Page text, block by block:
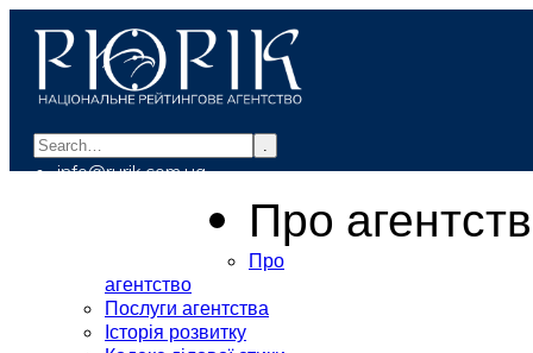
.
info@rurik.com.ua
Про
Про
агентство
Послуги агентства
Історія розвитку